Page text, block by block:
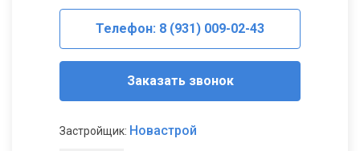
Телефон: 8 (931) 009-02-43
Заказать звонок
Застройщик: Новастрой